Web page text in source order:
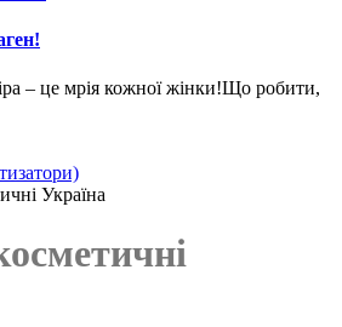
– це мрія кожної жінки!Що робити,
Україна